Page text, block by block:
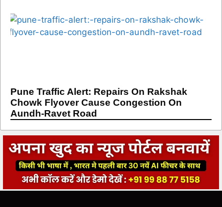
Pune Traffic Alert: Repairs On Rakshak
Chowk Flyover Cause Congestion On
Aundh-Ravet Road